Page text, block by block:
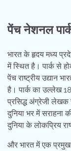
पेंच नेशनल
भारत के हृदय मध्य
में स्थित है। पार्क से
पेंच राष्ट्रीय उद्यान
है। पार्क का उल्लेख
प्रसिद्ध अंग्रेजी लेखक
दुनिया भर में सराहना
दुनिया के लोकप्रिय
और भारत में एक